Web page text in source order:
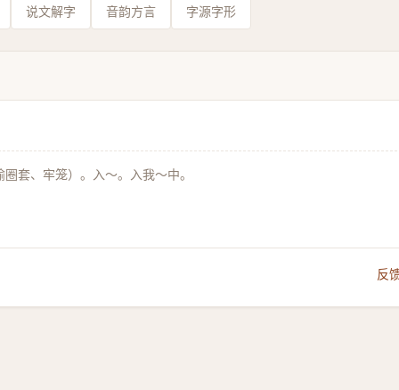
说文解字 音韵方言 字源字形
套、牢笼）。入～。入我～中。
反